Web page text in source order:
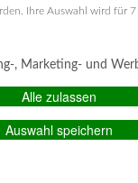
im Auftrag
klar strukturiert und
ist ein
mit den Mandanten,
BERATUNG
möchte
Ihre Auswahl wird für 7
, Marketing- und
Alle zulassen
Auswahl speichern